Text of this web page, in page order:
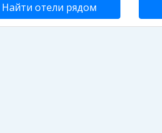
Найти отели рядом